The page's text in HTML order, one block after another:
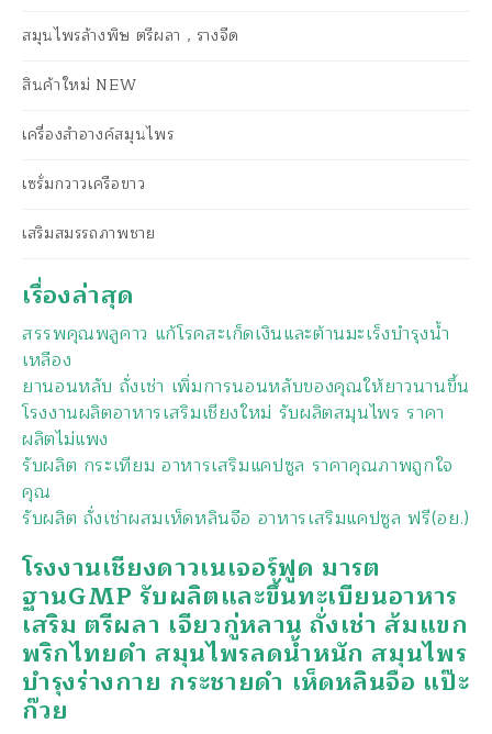
สมุนไพรล้างพิษ ตรีผลา , รางจืด
สินค้าใหม่ NEW
เครื่องสำอางค์สมุนไพร
เซรั่มกวาวเครือขาว
เสริมสมรรถภาพชาย
เรื่องล่าสุด
สรรพคุณพลูคาว แก้โรคสะเก็ดเงินและต้านมะเร็งบำรุงน้ำ
เหลือง
ยานอนหลับ ถั่งเช่า เพิ่มการนอนหลับของคุณให้ยาวนานขึ้น
โรงงานผลิตอาหารเสริมเชียงใหม่ รับผลิตสมุนไพร ราคา
ผลิตไม่แพง
รับผลิต กระเทียม อาหารเสริมแคปซูล ราคาคุณภาพถูกใจ
คุณ
รับผลิต ถั่งเช่าผสมเห็ดหลินจือ อาหารเสริมแคปซูล ฟรี(อย.)
โรงงานเชียงดาวเนเจอร์ฟูด มารต
ฐานGMP รับผลิตและขึ้นทะเบียนอาหาร
เสริม ตรีผลา เจียวกู่หลาน ถั่งเช่า ส้มแขก
พริกไทยดำ สมุนไพรลดน้ำหนัก สมุนไพร
บำรุงร่างกาย กระชายดำ เห็ดหลินจือ แป๊ะ
ก๊วย